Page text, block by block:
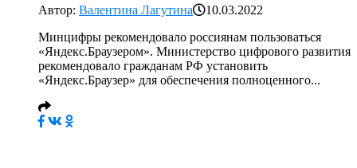
Автор: Валентина Лагутина
10.03.2022
Минцифры рекомендовало россиянам пользоваться
«Яндекс.Браузером». Министерство цифрового развития
рекомендовало гражданам РФ установить
«Яндекс.Браузер» для обеспечения полноценного...